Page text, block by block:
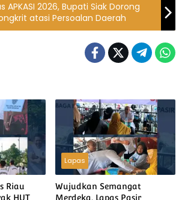
APKASI 2026, Bupati Siak Dorong
atasi Persoalan Daerah
Riau
HUT
Lapas
Wujudkan Semangat
Merdeka, Lapas Pasir